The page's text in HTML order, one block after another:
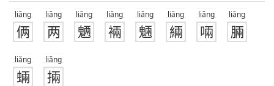
liǎng
俩
liǎng
两
liǎng
魉
liǎng
裲
liǎng
魎
liǎng
緉
liǎng
啢
liǎng
脼
liǎng
蜽
liǎng
掚